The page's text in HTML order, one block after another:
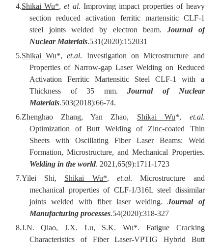
4.Shikai Wu*,et al. Improving impact properties of heavy
section reduced activation ferritic martensitic CLF-1
steel joints welded by electron beam.Journal of
Nuclear Materials.531(2020):152031
5.Shikai Wu*,et.al. Investigation on Microstructure and
Properties of Narrow-gap Laser Welding on Reduced
Activation Ferritic Martensitic Steel CLF-1 with a
Thickness of 35 mm.Journal of Nuclear
Materials.503(2018):66-74.
6.Zhenghao Zhang, Yan Zhao, Shikai Wu*, et.al.
Optimization of Butt Welding of Zinc-coated Thin
Sheets with Oscillating Fiber Laser Beams: Weld
Formation, Microstructure, and Mechanical Properties.
Welding in the world. 2021,65(9):1711-1723
7.Yilei Shi, Shikai Wu*, et.al. Microstructure and
mechanical properties of CLF-1/316L steel dissimilar
joints welded with fiber laser welding. Journal of
Manufacturing processes.54(2020):318-327
8.J.N. Qiao, J.X. Lu, S.K. Wu*. Fatigue Cracking
Characteristics of Fiber Laser-VPTIG Hybrid Butt